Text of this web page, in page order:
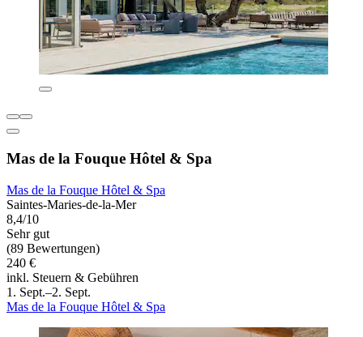
Mas de la Fouque Hôtel & Spa
Mas de la Fouque Hôtel & Spa
Saintes-Maries-de-la-Mer
8,4/10
Sehr gut
(89 Bewertungen)
240 €
inkl. Steuern & Gebühren
1. Sept.–2. Sept.
Mas de la Fouque Hôtel & Spa